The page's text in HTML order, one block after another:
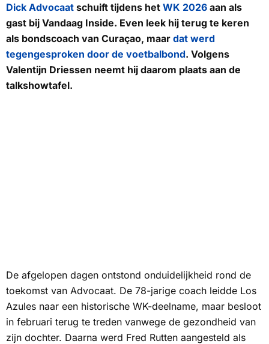
Dick Advocaat schuift tijdens het WK 2026 aan als
gast bij Vandaag Inside. Even leek hij terug te keren
als bondscoach van Curaçao, maar dat werd
tegengesproken door de voetbalbond. Volgens
Valentijn Driessen neemt hij daarom plaats aan de
talkshowtafel.
De afgelopen dagen ontstond onduidelijkheid rond de
toekomst van Advocaat. De 78-jarige coach leidde Los
Azules naar een historische WK-deelname, maar besloot
in februari terug te treden vanwege de gezondheid van
zijn dochter. Daarna werd Fred Rutten aangesteld als